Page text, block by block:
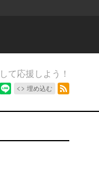
て応援しよう！
埋め込む